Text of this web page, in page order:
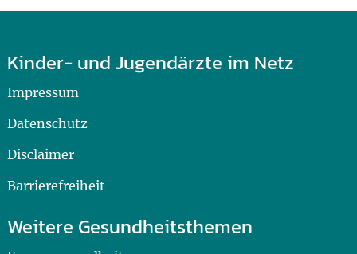
Kinder- und Jugendärzte im Netz
Impressum
Datenschutz
Disclaimer
Barrierefreiheit
Weitere Gesundheitsthemen